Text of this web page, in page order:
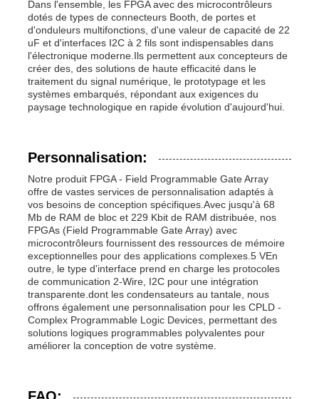
Dans l'ensemble, les FPGA avec des microcontrôleurs
dotés de types de connecteurs Booth, de portes et
d'onduleurs multifonctions, d'une valeur de capacité de 22
uF et d'interfaces I2C à 2 fils sont indispensables dans
l'électronique moderne.Ils permettent aux concepteurs de
créer des, des solutions de haute efficacité dans le
traitement du signal numérique, le prototypage et les
systèmes embarqués, répondant aux exigences du
paysage technologique en rapide évolution d'aujourd'hui.
Personnalisation:
Notre produit FPGA - Field Programmable Gate Array
offre de vastes services de personnalisation adaptés à
vos besoins de conception spécifiques.Avec jusqu'à 68
Mb de RAM de bloc et 229 Kbit de RAM distribuée, nos
FPGAs (Field Programmable Gate Array) avec
microcontrôleurs fournissent des ressources de mémoire
exceptionnelles pour des applications complexes.5 VEn
outre, le type d'interface prend en charge les protocoles
de communication 2-Wire, I2C pour une intégration
transparente.dont les condensateurs au tantale, nous
offrons également une personnalisation pour les CPLD -
Complex Programmable Logic Devices, permettant des
solutions logiques programmables polyvalentes pour
améliorer la conception de votre système.
FAQ: